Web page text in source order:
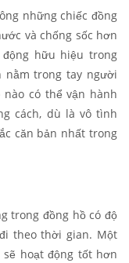
những chiếc đồng
và chống sốc hơn
hữu hiệu trong
nằm trong tay người
nào có thể vận hành
cách, dù là vô tình
căn bản nhất trong
trong đồng hồ có độ
theo thời gian. Một
hoạt động tốt hơn